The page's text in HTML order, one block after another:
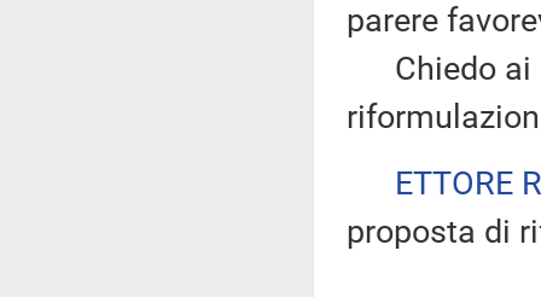
parere
Chiedo ai
ETTORE
proposta di